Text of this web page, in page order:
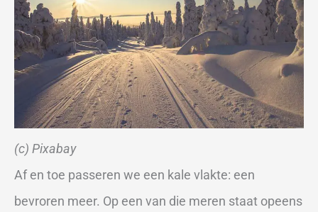
(c) Pixabay
Af en toe passeren we een kale vlakte: een
bevroren meer. Op een van die meren staat opeens